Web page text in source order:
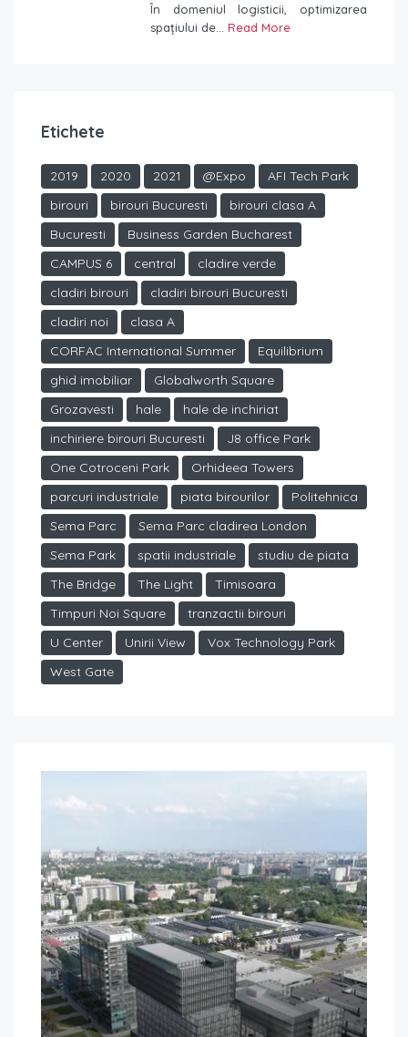
În domeniul logisticii, optimizarea
spațiului de... Read More
Etichete
2019 2020 2021 @Expo
AFI Tech Park
birouri
birouri Bucuresti
birouri clasa A
Bucuresti
Business Garden Bucharest
CAMPUS 6
central
cladire verde
cladiri birouri
cladiri birouri Bucuresti
cladiri noi
clasa A
CORFAC International Summer
Equilibrium
ghid imobiliar
Globalworth Square
Grozavesti
hale
hale de inchiriat
inchiriere birouri Bucuresti
J8 office Park
One Cotroceni Park
Orhideea Towers
parcuri industriale
piata birourilor
Politehnica
Sema Parc
Sema Parc cladirea London
Sema Park
spatii industriale
studiu de piata
The Bridge
The Light
Timisoara
Timpuri Noi Square
tranzactii birouri
U Center
Unirii View
Vox Technology Park
West Gate